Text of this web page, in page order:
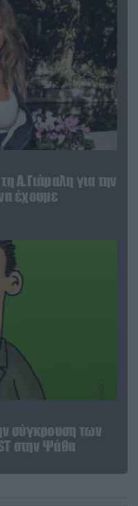
Α.Γιάμαλη για την
έχουμε
σύγκρουση των
στην Ψάθα